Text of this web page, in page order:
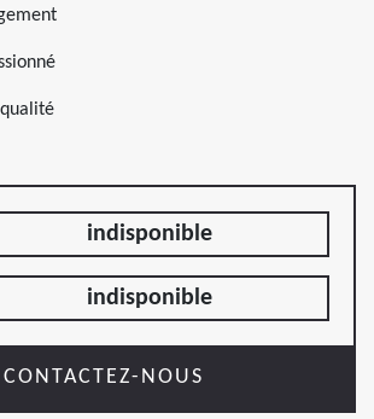
indisponible
indisponible
CONTACTEZ-NOUS